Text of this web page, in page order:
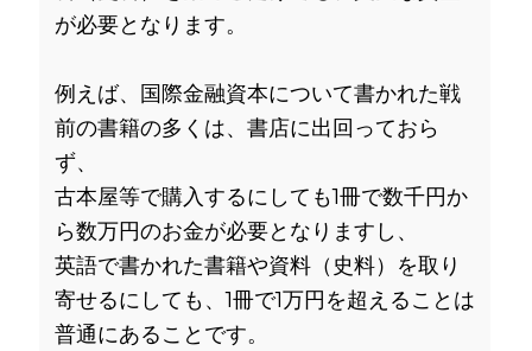
が必要となります。
例えば、国際金融資本について書かれた戦
前の書籍の多くは、書店に出回っておら
ず、
古本屋等で購入するにしても1冊で数千円か
ら数万円のお金が必要となりますし、
英語で書かれた書籍や資料（史料）を取り
寄せるにしても、1冊で1万円を超えることは
普通にあることです。